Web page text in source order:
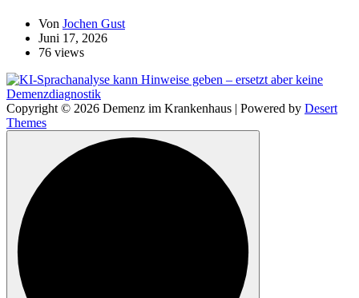
Von Jochen Gust
Juni 17, 2026
76 views
Copyright © 2026 Demenz im Krankenhaus | Powered by Desert
Themes